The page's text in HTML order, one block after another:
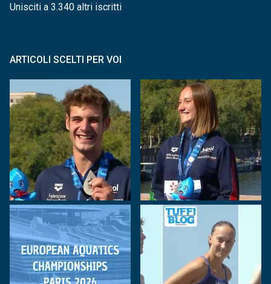
Unisciti a 3.340 altri iscritti
ARTICOLI SCELTI PER VOI